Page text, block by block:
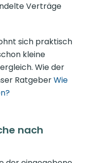
Verträge
sich praktisch
kleine
Wie der
RatgeberWie
nach